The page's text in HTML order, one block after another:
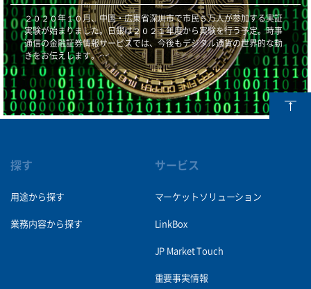
２０２０年１０月、中国・広東省深圳市で市民５万人が参加する実証
実験が始まりました。日銀は２０２１年度から実験を行う予定。時事
通信の金融証券情報サービスでは、今後もデジタル通貨の世界的な動
きをお伝えします。…
探す
用途から探す
業務内容から探す
サービス
マーケットソリューション
LinkBox
JP Market Touch
重要事実情報